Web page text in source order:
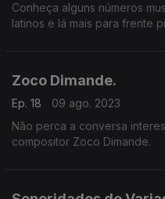
Conheça alguns números
latinos e lá mais para frente
Zoco Dimande.
Ep. 18
09 ago. 2023
Não perca a conversa
compositor Zoco Dimande.